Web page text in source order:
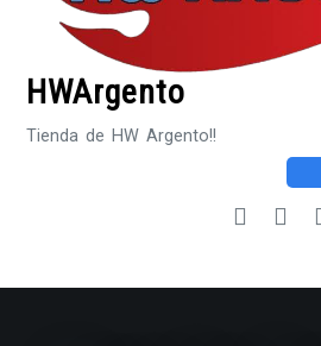
HWArgento
Tienda de HW Argento!!